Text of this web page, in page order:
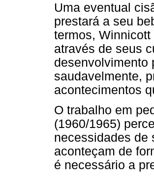
Uma eventual
prestará a seu
termos,
através de seus
desenvolvimento
saudavelmente,
acontecimentos
O trabalho em
(1960/1965)
necessidades de
aconteçam de
é necessário a